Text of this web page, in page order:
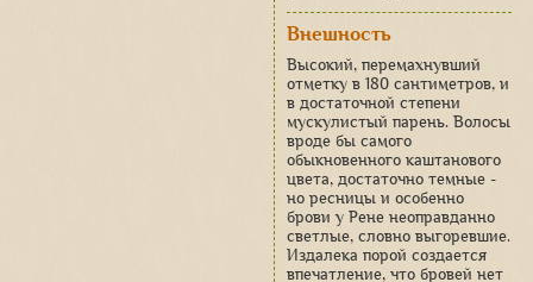
Внешность
Высокий, перемахнувший
отметку в 180 сантиметров, и
в достаточной степени
мускулистый парень. Волосы
вроде бы самого
обыкновенного каштанового
цвета, достаточно темные -
но ресницы и особенно
брови у Рене неоправданно
светлые, словно выгоревшие.
Издалека порой создается
впечатление, что бровей нет